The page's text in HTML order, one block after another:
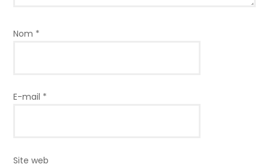
Nom *
E-mail *
Site web